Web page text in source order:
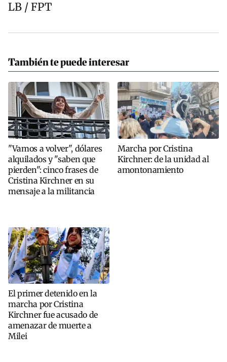
LB / FPT
También te puede interesar
"Vamos a volver", dólares
alquilados y "saben que
pierden": cinco frases de
Cristina Kirchner en su
mensaje a la militancia
Marcha por Cristina
Kirchner: de la unidad al
amontonamiento
El primer detenido en la
marcha por Cristina
Kirchner fue acusado de
amenazar de muerte a
Milei